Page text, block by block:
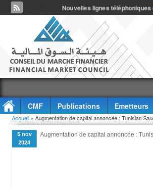
Nouvelles lignes téléphoniques
CMF Publications Emetteurs
Accès à l'information
Vous êtes ici
Accueil » Augmentation de capital annoncée : Tunisian
5 nov
2024
Augmentation de capital annoncée :